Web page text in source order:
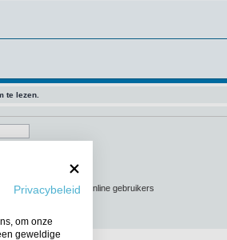
te lezen.
in de lijst met online gebruikers
Privacybeleid
om onze
geweldige